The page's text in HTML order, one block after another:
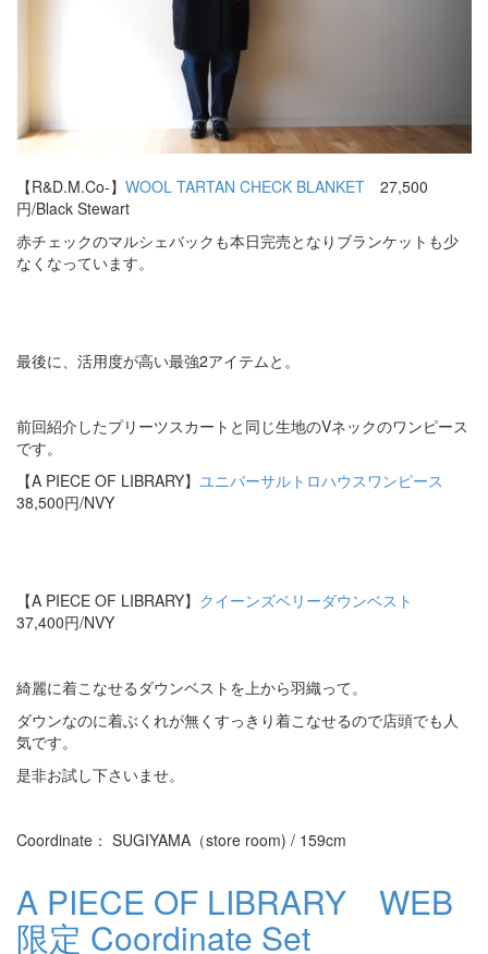
【R&D.M.Co-】 WOOL TARTAN CHECK BLANKET 27,500
円/Black Stewart
赤チェックのマルシェバックも本日完売となりブランケットも少
なくなっています。
最後に、活用度が高い最強2アイテムと。
前回紹介したプリーツスカートと同じ生地のVネックのワンピース
です。
【A PIECE OF LIBRARY】 ユニバーサルトロハウスワンピース
38,500円/NVY
【A PIECE OF LIBRARY】 クイーンズベリーダウンベスト
37,400円/NVY
綺麗に着こなせるダウンベストを上から羽織って。
ダウンなのに着ぶくれが無くすっきり着こなせるので店頭でも人
気です。
是非お試し下さいませ。
Coordinate： SUGIYAMA（store room) / 159cm
A PIECE OF LIBRARY WEB
限定 Coordinate Set